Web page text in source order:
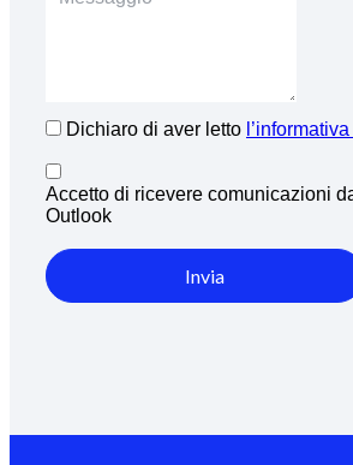
Dichiaro di aver letto
Accetto di ricevere comunicazioni
Outlook
Invia